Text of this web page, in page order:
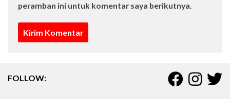
peramban ini untuk komentar saya berikutnya.
FOLLOW: